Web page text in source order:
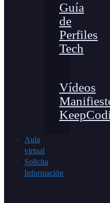
Guía
de
Perfiles
Tech
Vídeos
Aula
virtual
Solicita
Información